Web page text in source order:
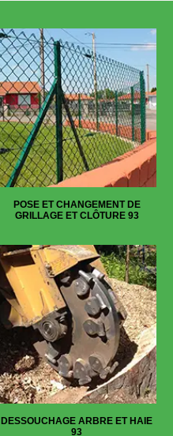
POSE ET CHANGEMENT DE
GRILLAGE ET CLÔTURE 93
DESSOUCHAGE ARBRE ET HAIE
93